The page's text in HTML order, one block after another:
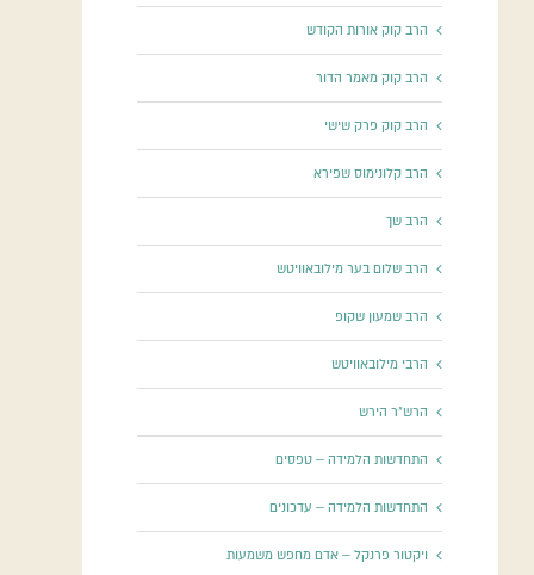
הרב קוק אורות הקודש
הרב קוק מאמר הדור
הרב קוק פרק שישי
הרב קלונימוס שפירא
הרב שך
הרב שלום בער מילובאוויטש
הרב שמעון שקופ
הרבי מילובאוויטש
הרש"ר הירש
התחדשות הלמידה – טפסים
התחדשות הלמידה – עדכונים
ויקטור פרנקל – אדם מחפש משמעות